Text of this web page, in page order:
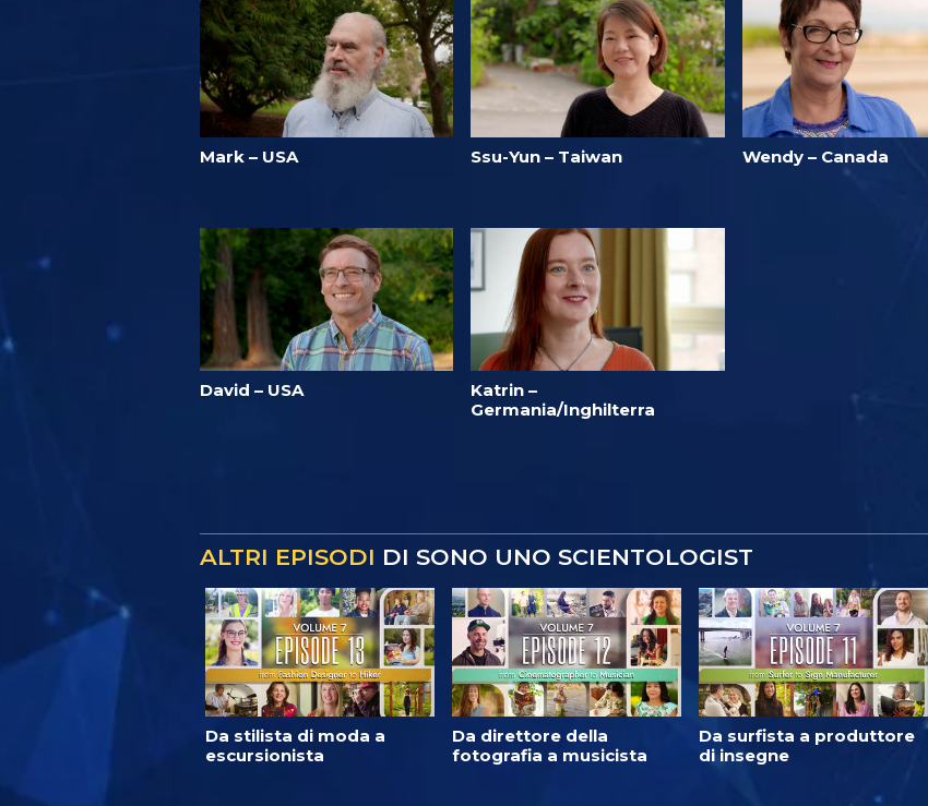
Mark – USA Ssu-Yun – Taiwan Wendy – Canada
David – USA
Katrin –
Germania/Inghilterra
ALTRI EPISODI DI SONO UNO SCIENTOLOGIST
Da stilista di moda a
escursionista
Da direttore della
fotografia a musicista
Da surfista a produttore
di insegne